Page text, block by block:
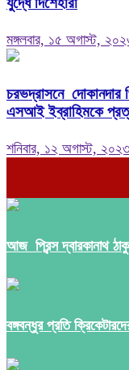
মঙ্গলবার, ১৫ অগাস্ট,
চরভদ্রাসনে দোকানদার
এসআই ইব্রাহিমকে
শনিবার, ১২ অগাস্ট, ২০২৩
আজ প্রিন্স দ্বারকানাথ
বঙ্গবন্ধুর প্রতি